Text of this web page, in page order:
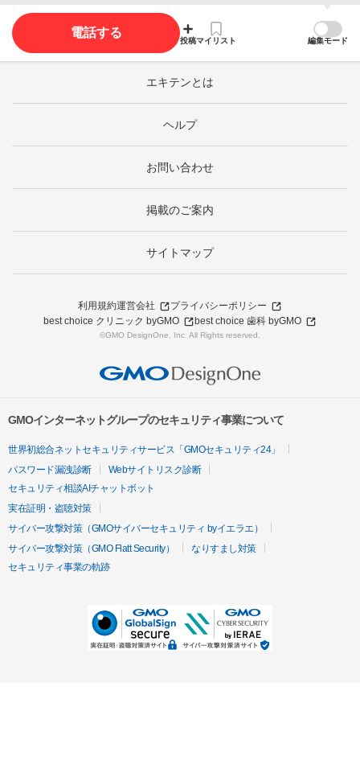
電話する
投稿マイリスト 編集モード
エキテンとは
ヘルプ
お問い合わせ
掲載のご案内
サイトマップ
利用規約運営会社
プライバシーポリシー
best choice クリニック byGMO
best choice 歯科 byGMO
©GMO DesignOne, Inc. All Rights reserved.
GMOインターネットグループのセキュリティ事業について
世界初総合ネットセキュリティサービス「GMOセキュリティ24」
パスワード漏洩診断
Webサイトリスク診断
セキュリティ相談AIチャットボット
実在証明・盗聴対策
サイバー攻撃対策（GMOサイバーセキュリティ byイエラエ）
サイバー攻撃対策（GMO Flatt Security）
なりすまし対策
セキュリティ事業の軌跡